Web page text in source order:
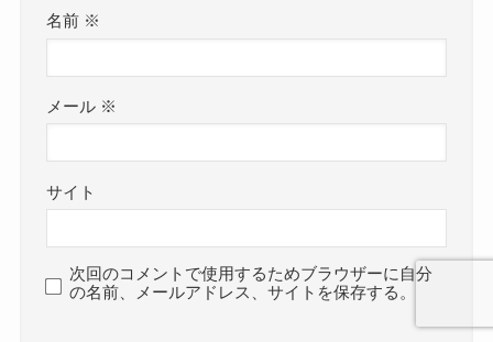
名前 ※
メール ※
サイト
次回のコメントで使用するためブラウザーに自分
の名前、メールアドレス、サイトを保存する。